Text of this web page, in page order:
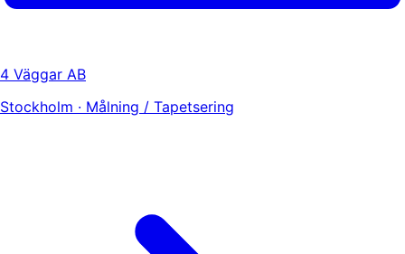
4 Väggar AB
Stockholm · Målning / Tapetsering